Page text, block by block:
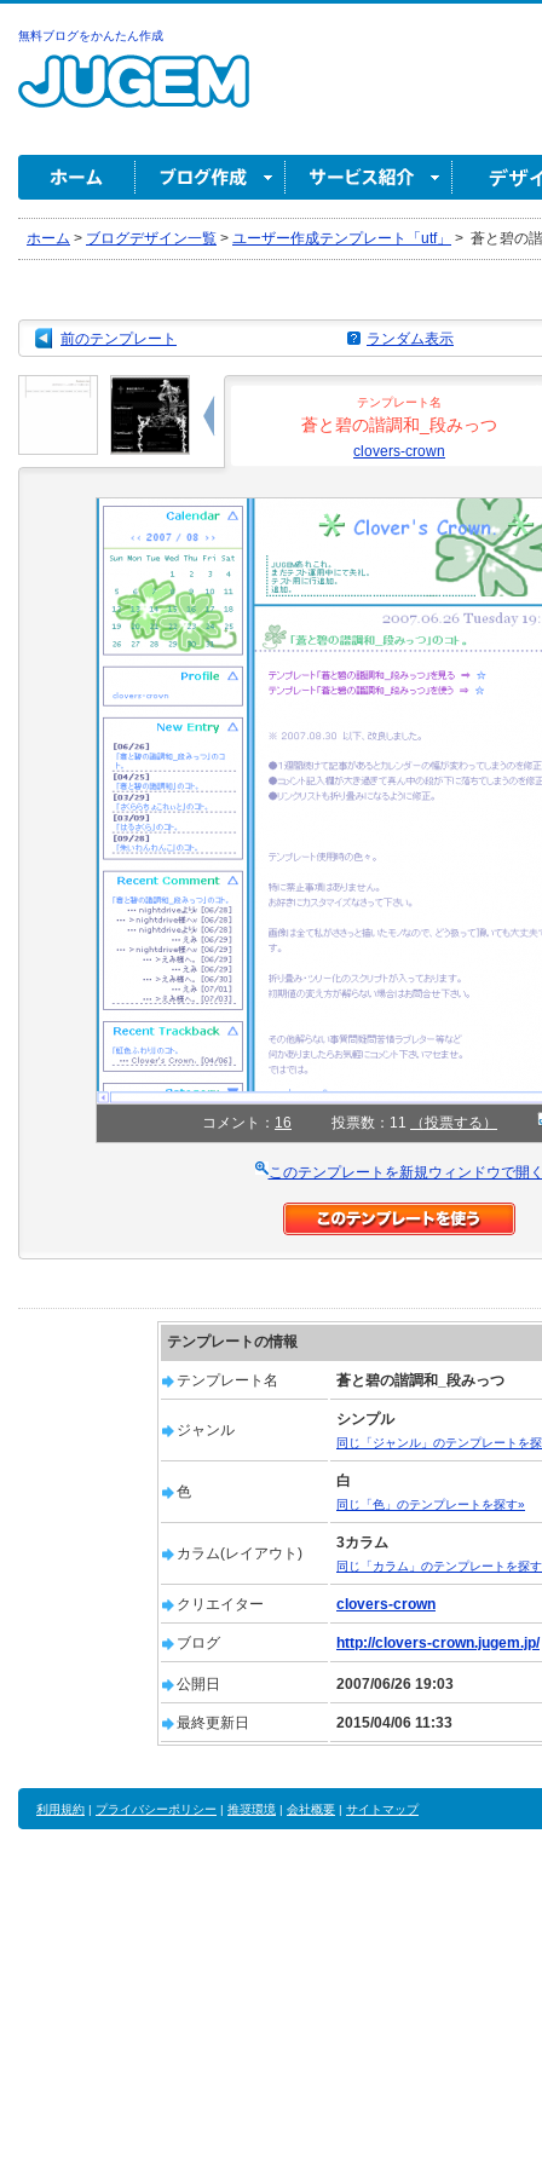
無料ブログをかんたん作成
ホーム > ブログデザイン一覧 > ユーザー作成テンプレート「utf」 > 蒼と碧の
前のテンプレート ランダム表示
テンプレート名
蒼と碧の諧調和_段みっつ
clovers-crown
コメント： 16 投票数：11 （投票する）
このテンプレートを新規ウィンドウで開
テンプレートの情報
テンプレート名 蒼と碧の諧調和_段みっつ
ジャンル
シンプル
同じ「ジャンル」のテンプレートを
色
白
同じ「色」のテンプレートを探す»
カラム(レイアウト)
3カラム
同じ「カラム」のテンプレートを探
クリエイター clovers-crown
ブログ http://clovers-crown.jugem.jp/
公開日 2007/06/26 19:03
最終更新日 2015/04/06 11:33
利用規約 | プライバシーポリシー | 推奨環境 | 会社概要 | サイトマップ